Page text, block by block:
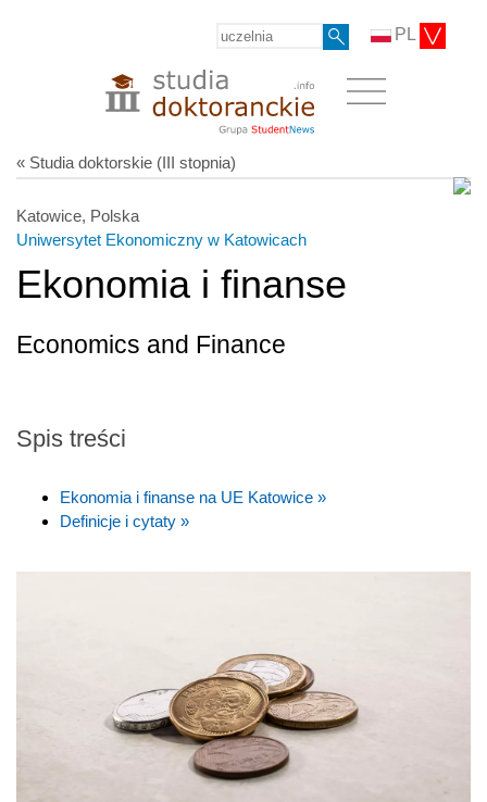
PL
« Studia doktorskie (III stopnia)
Katowice, Polska
Uniwersytet Ekonomiczny w Katowicach
Ekonomia i finanse
Economics and Finance
Spis treści
Ekonomia i finanse na UE Katowice »
Definicje i cytaty »